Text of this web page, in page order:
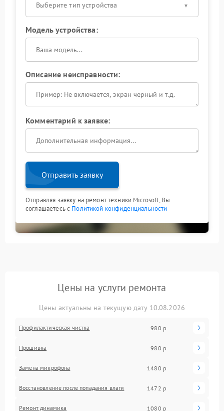
Выберите тип устройства
Модель устройства:
Описание неисправности:
Комментарий к заявке:
Отправить заявку
Отправляя заявку на ремонт техники Microsoft, Вы
соглашаетесь с Политикой конфиденциальности
Цены на услуги ремонта
Цены актуальны на текущую дату 10.08.2026
Профилактическая чистка 980 р
Прошивка 980 р
Замена микрофона 1480 р
Восстановление после попадания влаги 1472 р
Ремонт динамика 1080 р